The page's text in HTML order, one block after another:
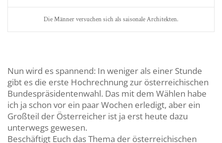
Die Männer versuchen sich als saisonale Architekten.
Nun wird es spannend: In weniger als einer Stunde
gibt es die erste Hochrechnung zur österreichischen
Bundespräsidentenwahl. Das mit dem Wählen habe
ich ja schon vor ein paar Wochen erledigt, aber ein
Großteil der Österreicher ist ja erst heute dazu
unterwegs gewesen.
Beschäftigt Euch das Thema der österreichischen